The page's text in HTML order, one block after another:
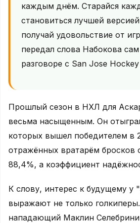
каждым днём. Старайся
становиться лучшей
получай удовольствие от
передал слова Набокова
разговоре с San Jose
Прошлый сезон в НХЛ для
весьма насыщенным. Он
которых вышел победителем в
отражённых вратарём бросков
88,4%, а коэффициент
К слову, интерес к будущему у
выражают не только
нападающий Маклин